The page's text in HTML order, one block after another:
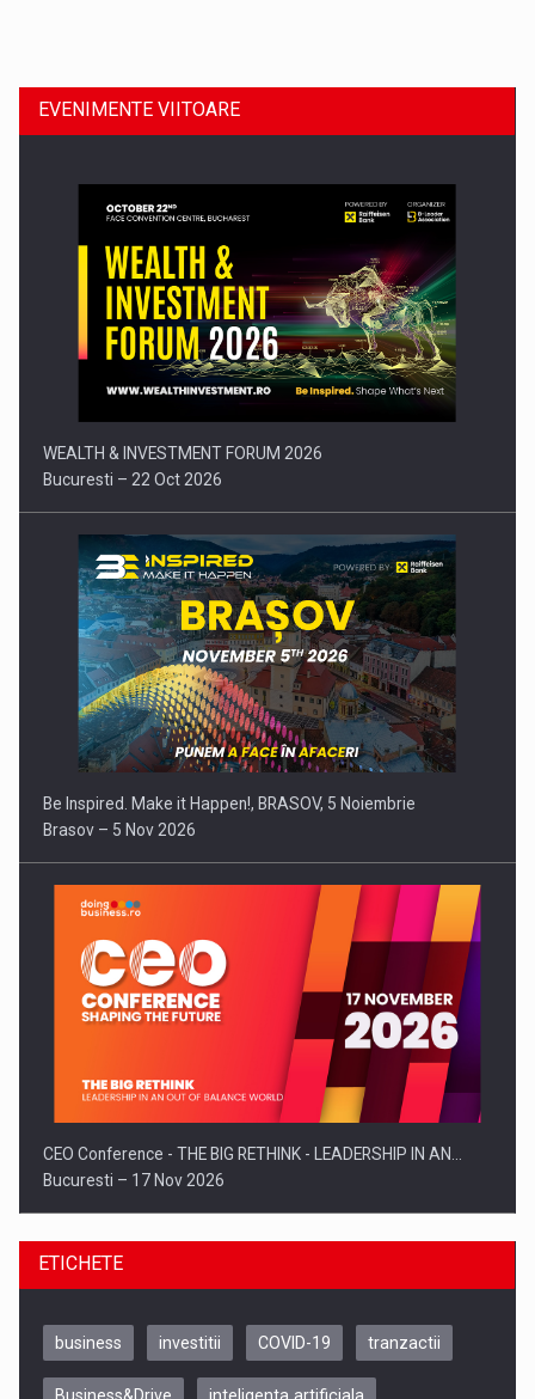
Comunicat de presa: Joburile part-time reincep sa intre pe…
EVENIMENTE VIITOARE
WEALTH & INVESTMENT FORUM 2026
Bucuresti – 22 Oct 2026
Be Inspired. Make it Happen!, BRASOV, 5 Noiembrie
Brasov – 5 Nov 2026
CEO Conference - THE BIG RETHINK - LEADERSHIP IN AN…
Bucuresti – 17 Nov 2026
ETICHETE
business investitii COVID-19 tranzactii
Business&Drive inteligenta artificiala